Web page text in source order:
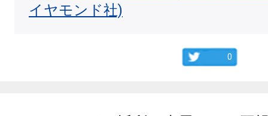
イヤモンド社)
0